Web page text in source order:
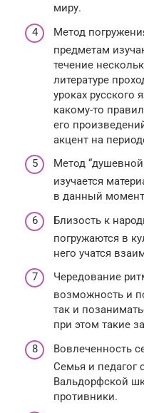
миру.
Метод
предметам
течение
литературе
уроках русского
какому-то
его
акцент на
Метод
изучается
в данный
Близость к
погружаются в
него учатся
Чередование
возможность и
так и
при этом такие
Вовлеченность
Семья и педагог
Вальдорфской
противники.